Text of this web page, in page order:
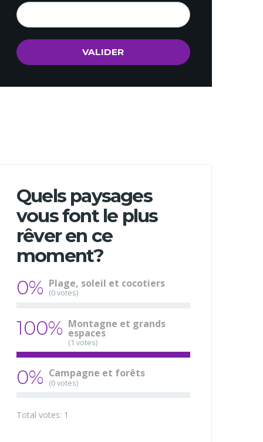
Quels paysages
vous font le plus
rêver en ce
moment?
0% Plage, soleil et cocotiers
(0 votes)
100% Montagne et grands
espaces
(1 votes)
0% Campagne et forêts
(0 votes)
Total votes: 1